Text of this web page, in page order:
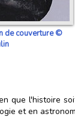
de couverture ©
que l'histoire
et en